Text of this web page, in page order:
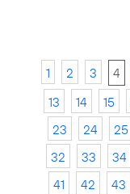
1 2 3 4
13
14 15
23
24 25
32
33 34
41
42 43